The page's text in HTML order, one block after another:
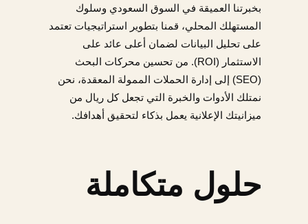
بخبرتنا العميقة في السوق السعودي وسلوك
المستهلك المحلي، قمنا بتطوير استراتيجيات تعتمد
على تحليل البيانات لضمان أعلى عائد على
الاستثمار (ROI). من تحسين محركات البحث
(SEO) إلى إدارة الحملات الممولة المعقدة، نحن
نمتلك الأدوات والخبرة التي تجعل كل ريال من
ميزانيتك الإعلانية يعمل بذكاء لتحقيق أهدافك.
حلول متكاملة